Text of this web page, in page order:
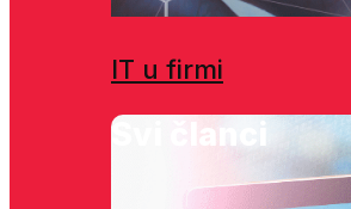
IT u firmi
Svi članci